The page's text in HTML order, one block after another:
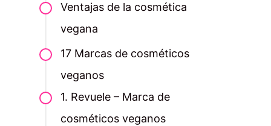
Ventajas de la cosmética
vegana
17 Marcas de cosméticos
veganos
1. Revuele – Marca de
cosméticos veganos